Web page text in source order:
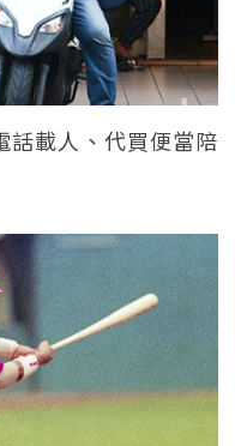
話載人、代買便當陪